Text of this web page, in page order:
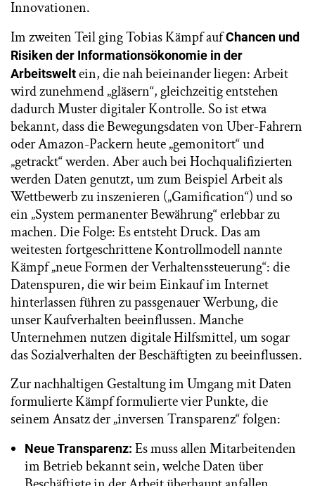
Innovationen.
Im zweiten Teil ging Tobias Kämpf aufChancen und
Risiken der Informationsökonomie in der
Arbeitsweltein, die nah beieinander liegen: Arbeit
wird zunehmend „gläsern“, gleichzeitig entstehen
dadurch Muster digitaler Kontrolle. So ist etwa
bekannt, dass die Bewegungsdaten von Uber-Fahrern
oder Amazon-Packern heute „gemonitort“ und
„getrackt“ werden. Aber auch bei Hochqualifizierten
werden Daten genutzt, um zum Beispiel Arbeit als
Wettbewerb zu inszenieren („Gamification“) und so
ein „System permanenter Bewährung“ erlebbar zu
machen. Die Folge: Es entsteht Druck. Das am
weitesten fortgeschrittene Kontrollmodell nannte
Kämpf „neue Formen der Verhaltenssteuerung“: die
Datenspuren, die wir beim Einkauf im Internet
hinterlassen führen zu passgenauer Werbung, die
unser Kaufverhalten beeinflussen. Manche
Unternehmen nutzen digitale Hilfsmittel, um sogar
das Sozialverhalten der Beschäftigten zu beeinflussen.
Zur nachhaltigen Gestaltung im Umgang mit Daten
formulierte Kämpf formulierte vier Punkte, die
seinem Ansatz der „inversen Transparenz“ folgen:
Neue Transparenz: Es muss allen Mitarbeitenden
im Betrieb bekannt sein, welche Daten über